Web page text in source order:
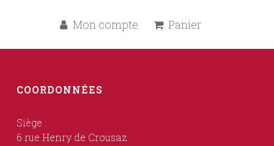
Mon compte Panier
COORDONNÉES
Siège :
6 rue Henry de Crousaz